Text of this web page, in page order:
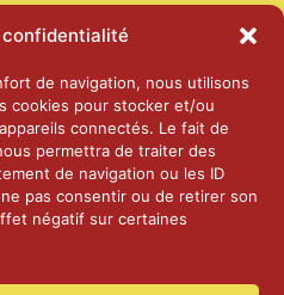
de navigation, nous utilisons
cookies pour stocker et/ou
connectés. Le fait de
permettra de traiter des
de navigation ou les ID
pas consentir ou de retirer son
négatif sur certaines
d’Orsières et Abbaye de St-
2026
Fédéral – Berne
2026
2025